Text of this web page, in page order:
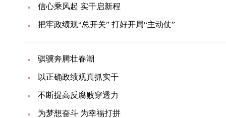
信心乘风起 实干启新程
把牢政绩观“总开关” 打好开局“主动仗”
骐骥奔腾壮春潮
以正确政绩观真抓实干
不断提高反腐败穿透力
为梦想奋斗 为幸福打拼